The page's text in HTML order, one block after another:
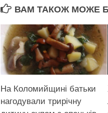
ВАМ ТАКОЖ МОЖЕ
На Коломийщині батьки
нагодували трирічну